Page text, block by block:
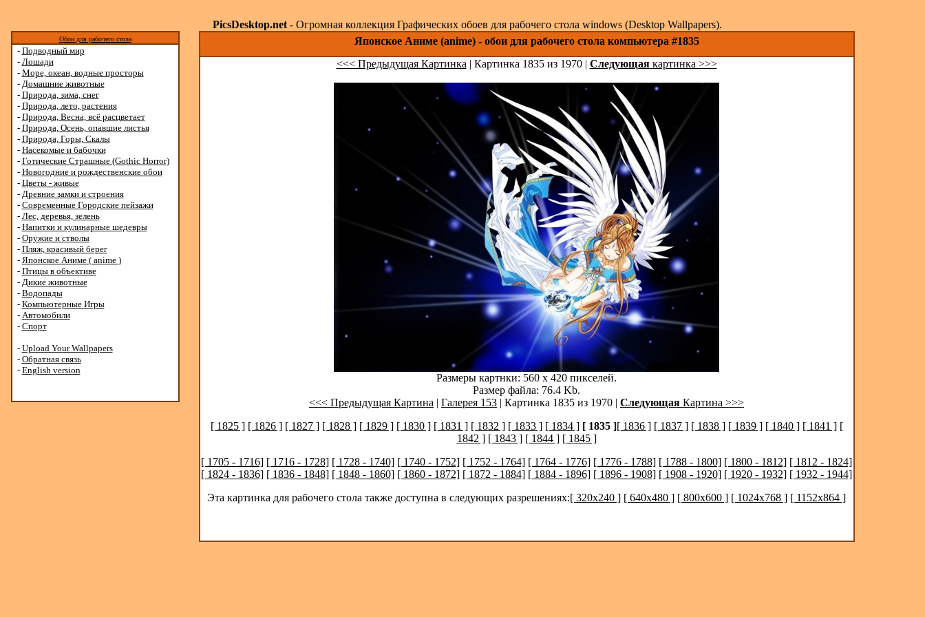
PicsDesktop.net- Огромная коллекция Графических обоев для рабочего стола windows (Desktop Wallpapers).
Обои для рабочего стола
- Подводный мир
- Лошади
- Море, океан, водные просторы
- Домашние животные
- Природа, зима, снег
- Природа, лето, растения
- Природа, Весна, всё расцветает
- Природа, Осень, опавшие листья
- Природа, Горы, Скалы
- Насекомые и бабочки
- Готические Страшные (Gothic Horror)
- Новогодние и рождественские обои
- Цветы - живые
- Древние замки и строения
- Современные Городские пейзажи
- Лес, деревья, зелень
- Напитки и кулинарные шедевры
- Оружие и стволы
- Пляж, красивый берег
- Японское Аниме ( anime )
- Птицы в объективе
- Дикие животные
- Водопады
- Компьютерные Игры
- Автомобили
- Спорт
- Upload Your Wallpapers
- Обратная связь
- English version
Японское Аниме (anime) - обои для рабочего стола компьютера #1835
<<< Предыдущая Картинка | Картинка 1835 из 1970 | Следующаякартинка >>>
Размеры картнки: 560 x 420 пикселей.
Размер файла: 76.4 Kb.
<<< Предыдущая Картина | Галерея 153 | Картинка 1835 из 1970 | Следующая Картина >>>
[ 1825 ] [ 1826 ] [ 1827 ] [ 1828 ] [ 1829 ] [ 1830 ] [ 1831 ] [ 1832 ] [ 1833 ] [ 1834 ] [ 1835 ][ 1836 ] [ 1837 ] [ 1838 ] [ 1839 ] [ 1840 ] [ 1841 ] [
1842 ] [ 1843 ] [ 1844 ] [ 1845 ]
[ 1705 - 1716] [ 1716 - 1728] [ 1728 - 1740] [ 1740 - 1752] [ 1752 - 1764] [ 1764 - 1776] [ 1776 - 1788] [ 1788 - 1800] [ 1800 - 1812] [ 1812 - 1824]
[ 1824 - 1836] [ 1836 - 1848] [ 1848 - 1860] [ 1860 - 1872] [ 1872 - 1884] [ 1884 - 1896] [ 1896 - 1908] [ 1908 - 1920] [ 1920 - 1932] [ 1932 - 1944]
Эта картинка для рабочего стола также доступна в следующих разрешениях:[ 320x240 ] [ 640x480 ] [ 800x600 ] [ 1024x768 ] [ 1152x864 ]